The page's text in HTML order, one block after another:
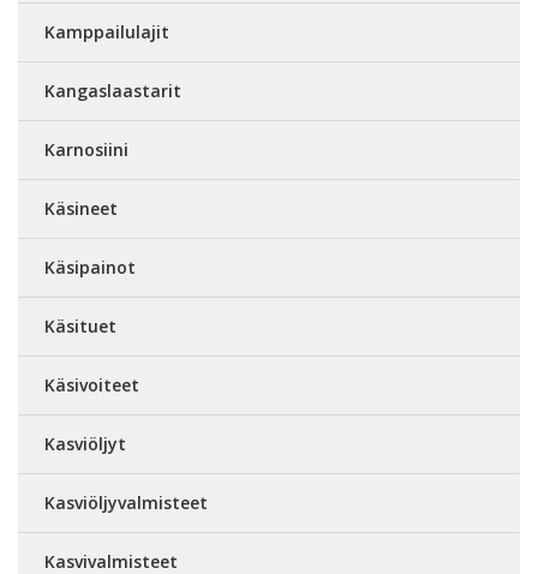
Kamppailulajit
Kangaslaastarit
Karnosiini
Käsineet
Käsipainot
Käsituet
Käsivoiteet
Kasviöljyt
Kasviöljyvalmisteet
Kasvivalmisteet